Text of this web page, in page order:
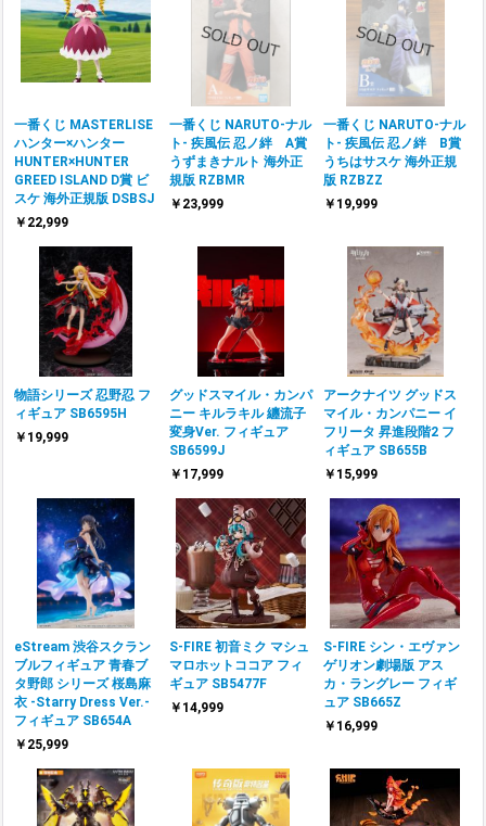
一番くじ MASTERLISE
ハンター×ハンター
HUNTER×HUNTER
GREED ISLAND D賞 ビ
スケ 海外正規版 DSBSJ
￥22,999
一番くじ NARUTO-ナル
ト- 疾風伝 忍ノ絆 A賞
うずまきナルト 海外正
規版 RZBMR
￥23,999
一番くじ NARUTO-ナル
ト- 疾風伝 忍ノ絆 B賞
うちはサスケ 海外正規
版 RZBZZ
￥19,999
物語シリーズ 忍野忍 フ
ィギュア SB6595H
￥19,999
グッドスマイル・カンパ
ニー キルラキル 纏流子
変身Ver. フィギュア
SB6599J
￥17,999
アークナイツ グッドス
マイル・カンパニー イ
フリータ 昇進段階2 フ
ィギュア SB655B
￥15,999
eStream 渋谷スクラン
ブルフィギュア 青春ブ
タ野郎 シリーズ 桜島麻
衣 -Starry Dress Ver.-
フィギュア SB654A
￥25,999
S-FIRE 初音ミク マシュ
マロホットココア フィ
ギュア SB5477F
￥14,999
S-FIRE シン・エヴァン
ゲリオン劇場版 アス
カ・ラングレー フィギ
ュア SB665Z
￥16,999